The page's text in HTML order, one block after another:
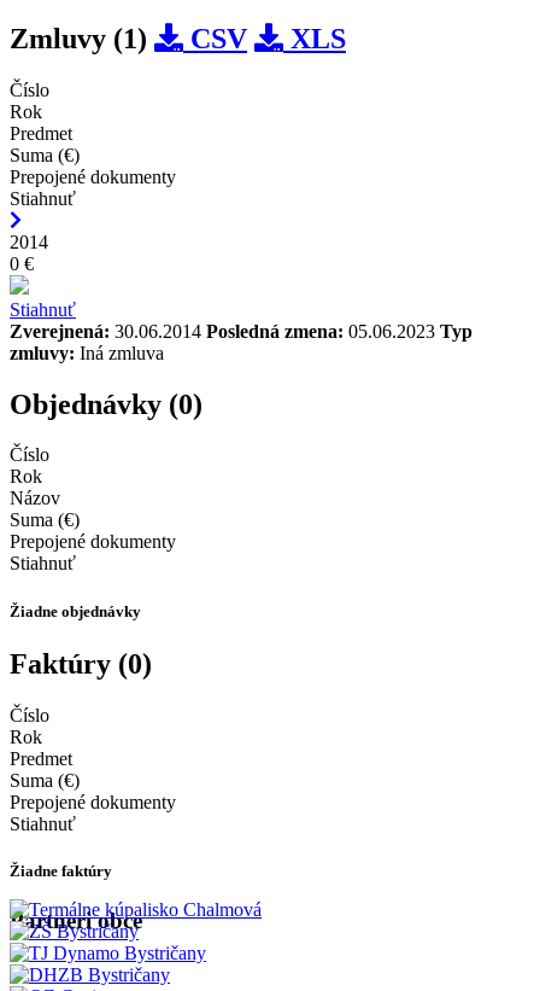
Zmluvy (1) CSV XLS
Číslo
Rok
Predmet
Suma (€)
Prepojené dokumenty
Stiahnuť
2014
0 €
Stiahnuť
Zverejnená: 30.06.2014 Posledná zmena: 05.06.2023 Typ
zmluvy: Iná zmluva
Objednávky (0)
Číslo
Rok
Názov
Suma (€)
Prepojené dokumenty
Stiahnuť
Žiadne objednávky
Faktúry (0)
Číslo
Rok
Predmet
Suma (€)
Prepojené dokumenty
Stiahnuť
Žiadne faktúry
Partneri obce